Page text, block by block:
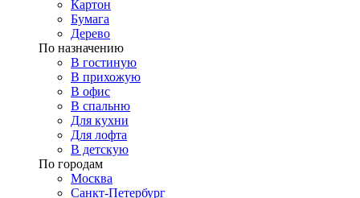
Картон
Бумага
Дерево
По назначению
В гостиную
В прихожую
В офис
В спальню
Для кухни
Для лофта
В детскую
По городам
Москва
Санкт-Петербург